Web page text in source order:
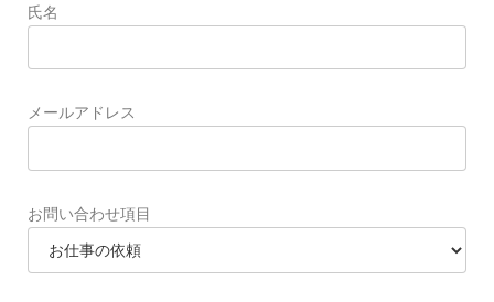
氏名
メールアドレス
お問い合わせ項目